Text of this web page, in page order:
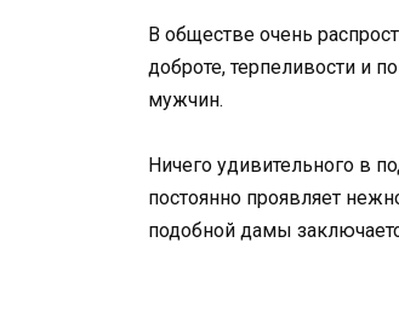
В обществе очень
доброте, терпеливости и
мужчин.
Ничего удивительного в
постоянно проявляет
подобной дамы